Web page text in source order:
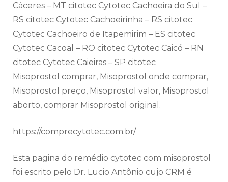
Cáceres – MT citotec Cytotec Cachoeira do Sul –
RS citotec Cytotec Cachoeirinha – RS citotec
Cytotec Cachoeiro de Itapemirim – ES citotec
Cytotec Cacoal – RO citotec Cytotec Caicó – RN
citotec Cytotec Caieiras – SP citotec
Misoprostol comprar, Misoprostol onde comprar,
Misoprostol preço, Misoprostol valor, Misoprostol
aborto, comprar Misoprostol original.
https://comprecytotec.com.br/
Esta pagina do remédio cytotec com misoprostol
foi escrito pelo Dr. Lucio Antônio cujo CRM é